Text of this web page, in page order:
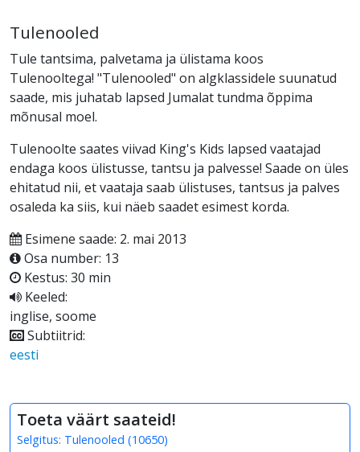
Tulenooled
Tule tantsima, palvetama ja ülistama koos
Tulenooltega! "Tulenooled" on algklassidele suunatud
saade, mis juhatab lapsed Jumalat tundma õppima
mõnusal moel.
Tulenoolte saates viivad King's Kids lapsed vaatajad
endaga koos ülistusse, tantsu ja palvesse! Saade on üles
ehitatud nii, et vaataja saab ülistuses, tantsus ja palves
osaleda ka siis, kui näeb saadet esimest korda.
Esimene saade: 2. mai 2013
Osa number: 13
Kestus: 30 min
Keeled:
inglise, soome
Subtiitrid:
eesti
Toeta väärt saateid!
Selgitus: Tulenooled (10650)